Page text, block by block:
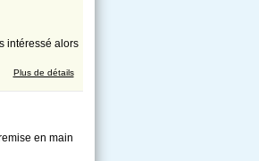
intéressé alors
Plus de détails
en main